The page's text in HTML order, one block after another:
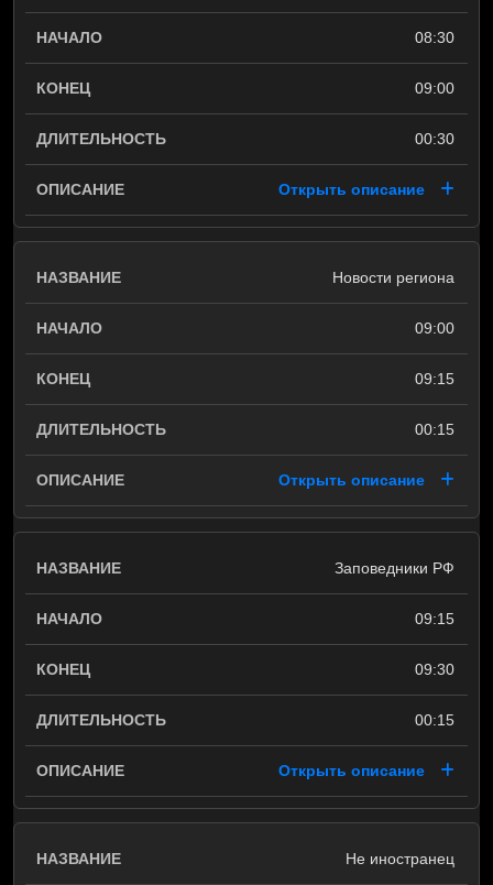
08:30
09:00
00:30
Открыть описание
Новости региона
09:00
09:15
00:15
Открыть описание
Заповедники РФ
09:15
09:30
00:15
Открыть описание
Не иностранец